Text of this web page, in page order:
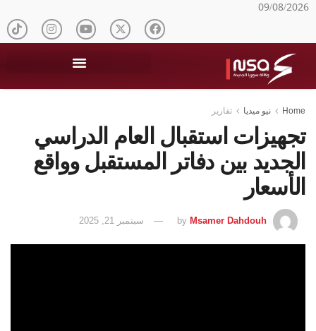
09/08/2026
Home نيو ميديا تقارير
تجهيزات استقبال العام الدراسي
الجديد بين دفاتر المستقبل وواقع
الأسعار
by Msamer Dahdouh سبتمبر 21, 2025